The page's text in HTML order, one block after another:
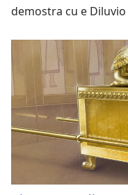
demostra cu e